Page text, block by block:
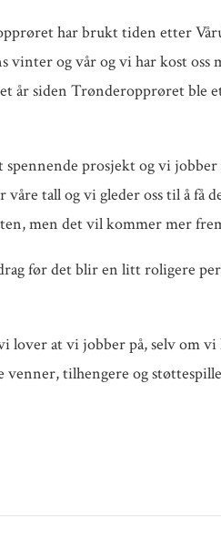
har brukt tiden etter
og vår og vi har kost oss
siden Trønderopprøret ble
prosjekt og vi
tall og vi gleder oss til å få
men det vil kommer mer
før det blir en litt roligere
lover at vi jobber på, selv om
venner, tilhengere og